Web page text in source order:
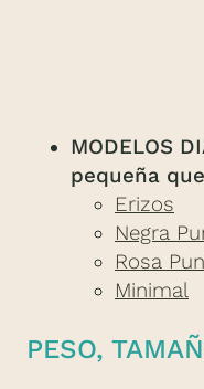
MODELOS
pequeña
Erizos
Negra
Rosa
Minimal
PESO,